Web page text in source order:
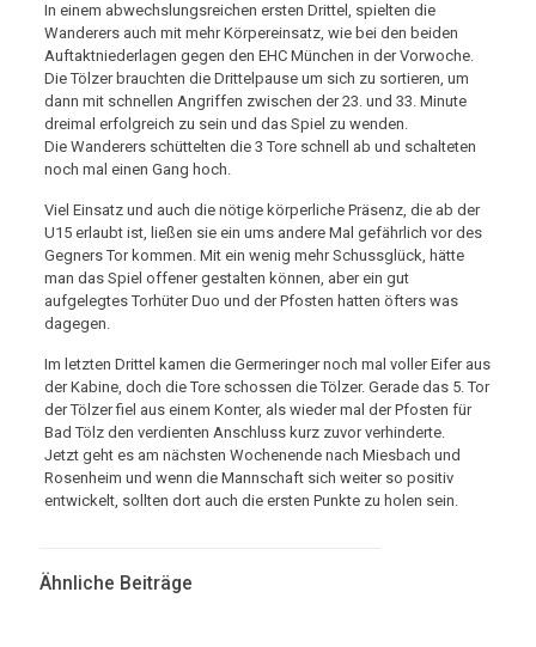
In einem abwechslungsreichen ersten Drittel, spielten die
Wanderers auch mit mehr Körpereinsatz, wie bei den beiden
Auftaktniederlagen gegen den EHC München in der Vorwoche.
Die Tölzer brauchten die Drittelpause um sich zu sortieren, um
dann mit schnellen Angriffen zwischen der 23. und 33. Minute
dreimal erfolgreich zu sein und das Spiel zu wenden.
Die Wanderers schüttelten die 3 Tore schnell ab und schalteten
noch mal einen Gang hoch.
Viel Einsatz und auch die nötige körperliche Präsenz, die ab der
U15 erlaubt ist, ließen sie ein ums andere Mal gefährlich vor des
Gegners Tor kommen. Mit ein wenig mehr Schussglück, hätte
man das Spiel offener gestalten können, aber ein gut
aufgelegtes Torhüter Duo und der Pfosten hatten öfters was
dagegen.
Im letzten Drittel kamen die Germeringer noch mal voller Eifer aus
der Kabine, doch die Tore schossen die Tölzer. Gerade das 5. Tor
der Tölzer fiel aus einem Konter, als wieder mal der Pfosten für
Bad Tölz den verdienten Anschluss kurz zuvor verhinderte.
Jetzt geht es am nächsten Wochenende nach Miesbach und
Rosenheim und wenn die Mannschaft sich weiter so positiv
entwickelt, sollten dort auch die ersten Punkte zu holen sein.
Ähnliche Beiträge